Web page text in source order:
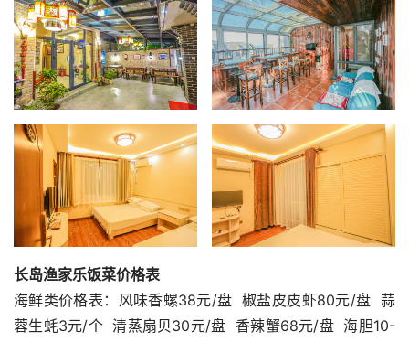
长岛渔家乐饭菜价格表
海鲜类价格表：风味香螺38元/盘  椒盐皮皮虾80元/盘  蒜
蓉生蚝3元/个  清蒸扇贝30元/盘  香辣蟹68元/盘  海胆10-